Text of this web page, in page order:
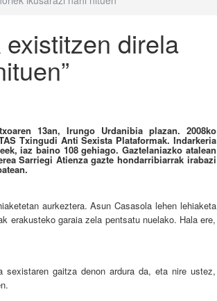
direla
13an, Irungo Urdanibia plazan. 2008ko
Txingudi Anti Sexista Plataformak. Indarkeria
iaz baino 108 gehiago. Gaztelaniazko atalean
Sarriegi Atienza gazte hondarribiarrak irabazi
aurkeztera. Asun Casasola lehen lehiaketa
erakusteko garaia zela pentsatu nuelako. Hala ere,
sexistaren gaitza denon ardura da, eta nire ustez,